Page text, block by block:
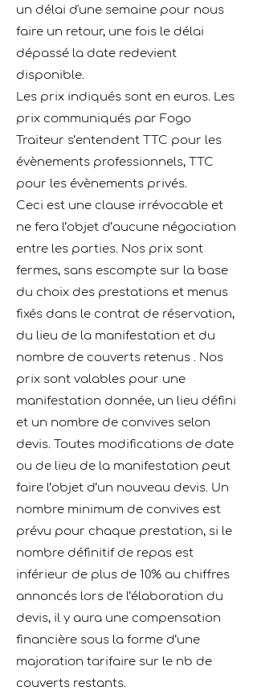
un délai d'une semaine pour nous
faire un retour, une fois le délai
dépassé la date redevient
disponible.
Les prix indiqués sont en euros. Les
prix communiqués par Fogo
Traiteur s’entendent TTC pour les
évènements professionnels, TTC
pour les évènements privés.
Ceci est une clause irrévocable et
ne fera l’objet d’aucune négociation
entre les parties. Nos prix sont
fermes, sans escompte sur la base
du choix des prestations et menus
ﬁxés dans le contrat de réservation,
du lieu de la manifestation et du
nombre de couverts retenus . Nos
prix sont valables pour une
manifestation donnée, un lieu déﬁni
et un nombre de convives selon
devis. Toutes modiﬁcations de date
ou de lieu de la manifestation peut
faire l’objet d’un nouveau devis. Un
nombre minimum de convives est
prévu pour chaque prestation, si le
nombre déﬁnitif de repas est
inférieur de plus de 10% au chiffres
annoncés lors de l’élaboration du
devis, il y aura une compensation
ﬁnancière sous la forme d’une
majoration tarifaire sur le nb de
couverts restants.